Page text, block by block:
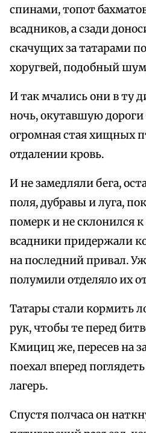
спинами, топот
всадников, а сзади
скачущих за татарами
хоругвей, подобный
И так мчались они в ту
ночь, окутавшую дороги
огромная стая хищных
отдалении кровь.
И не замедляли бега,
поля, дубравы и луга,
померк и не склонился к
всадники придержали
на последний привал.
полумили отделяло их
Татары стали кормить
рук, чтобы те перед
Кмициц же, пересев на
поехал вперед
лагерь.
Спустя полчаса он